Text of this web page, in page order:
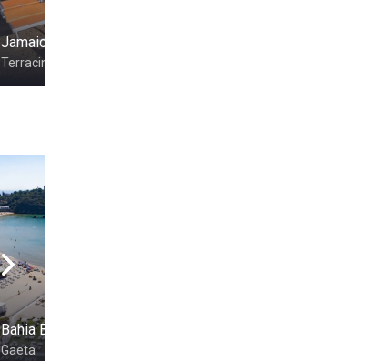
Jamaica Beach
Terracina
Bahia Blanca Gaeta
Gaeta